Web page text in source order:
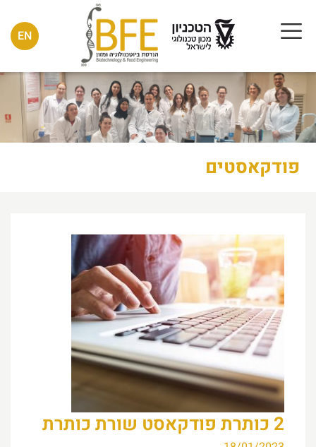
EN
פודקאסטים
2 כותרת פודקאסט שורת כותרת